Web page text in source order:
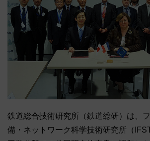
鉄道総合技術研究所（鉄道総研）は、
備・ネットワーク科学技術研究所（